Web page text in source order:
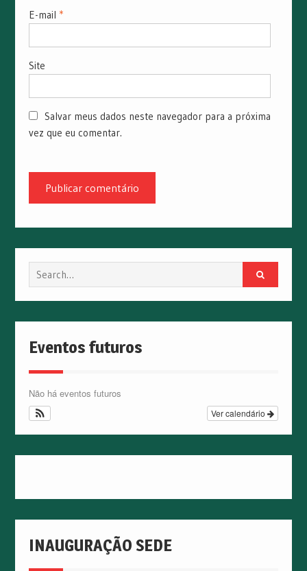
E-mail *
Site
Salvar meus dados neste navegador para a próxima
vez que eu comentar.
Search
for:
Eventos futuros
Não há eventos futuros
Ver calendário
INAUGURAÇÃO SEDE